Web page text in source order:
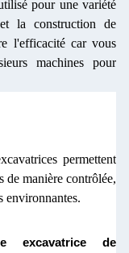
pour une variété
la construction de
l'efficacité car vous
machines pour
permettent
de manière contrôlée,
environnantes.
excavatrice de